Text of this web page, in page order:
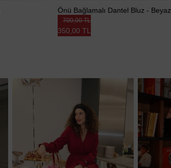
Önü Bağlamalı Dantel Bluz - Beyaz
350,00 TL
700,00 TL